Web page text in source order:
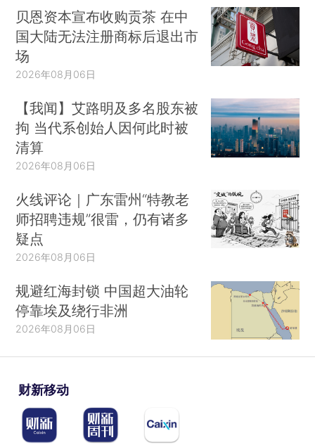
贝恩资本宣布收购贡茶 在中
国大陆无法注册商标后退出市
场
2026年08月06日
【我闻】艾路明及多名股东被
拘 当代系创始人因何此时被
清算
2026年08月06日
火线评论｜广东雷州“特教老
师招聘违规”很雷，仍有诸多
疑点
2026年08月06日
规避红海封锁 中国超大油轮
停靠埃及绕行非洲
2026年08月06日
财新移动